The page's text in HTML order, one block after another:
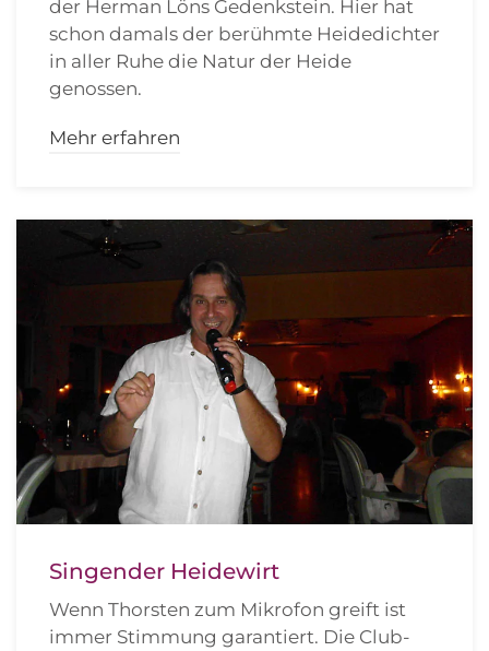
der Herman Löns Gedenkstein. Hier hat
schon damals der berühmte Heidedichter
in aller Ruhe die Natur der Heide
genossen.
Mehr erfahren
Singender Heidewirt
Wenn Thorsten zum Mikrofon greift ist
immer Stimmung garantiert. Die Club-